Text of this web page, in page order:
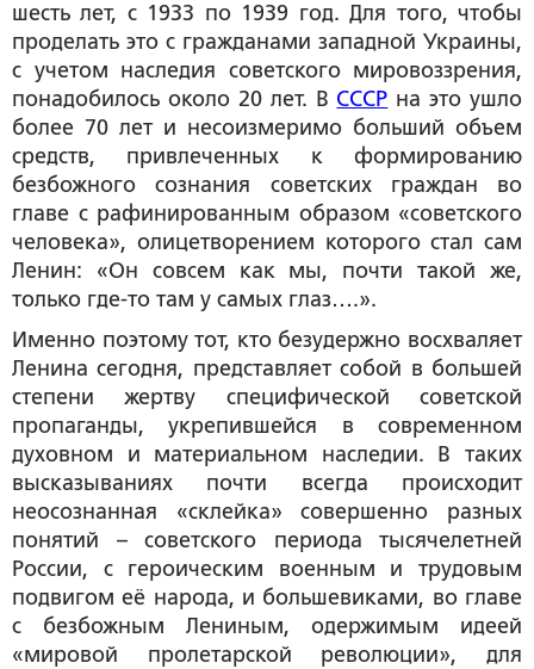
шесть лет, с 1933 по 1939 год. Для того, чтобы
проделать это с гражданами западной Украины,
с учетом наследия советского мировоззрения,
понадобилось около 20 лет. В СССР на это ушло
более 70 лет и несоизмеримо больший объем
средств, привлеченных к формированию
безбожного сознания советских граждан во
главе с рафинированным образом «советского
человека», олицетворением которого стал сам
Ленин: «Он совсем как мы, почти такой же,
только где-то там у самых глаз….».
Именно поэтому тот, кто безудержно восхваляет
Ленина сегодня, представляет собой в большей
степени жертву специфической советской
пропаганды, укрепившейся в современном
духовном и материальном наследии. В таких
высказываниях почти всегда происходит
неосознанная «склейка» совершенно разных
понятий – советского периода тысячелетней
России, с героическим военным и трудовым
подвигом её народа, и большевиками, во главе
с безбожным Лениным, одержимым идеей
«мировой пролетарской революции», для